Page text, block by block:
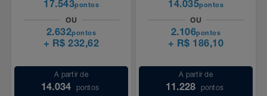
17.543pontos
OU
2.632pontos
+ R$ 232,62
A partir de
14.034 pontos
14.035pontos
OU
2.106pontos
+ R$ 186,10
A partir de
11.228 pontos